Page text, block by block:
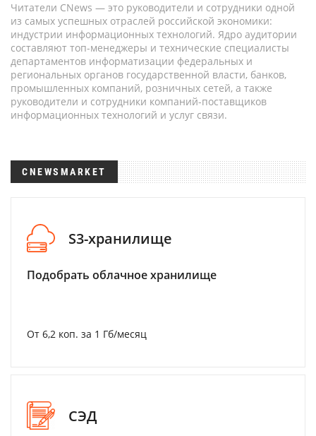
Читатели CNews — это руководители и сотрудники одной
из самых успешных отраслей российской экономики:
индустрии информационных технологий. Ядро аудитории
составляют топ-менеджеры и технические специалисты
департаментов информатизации федеральных и
региональных органов государственной власти, банков,
промышленных компаний, розничных сетей, а также
руководители и сотрудники компаний-поставщиков
информационных технологий и услуг связи.
CNEWSMARKET
S3-хранилище
Подобрать облачное хранилище
От 6,2 коп. за 1 Гб/месяц
СЭД